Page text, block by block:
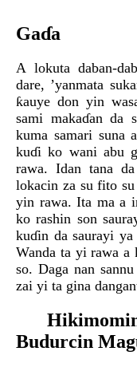
Gaɗa
A lokuta daban-
dare, ’yanmata
ƙauye don yin
sami makaɗan da
kuma samari suna
kuɗi ko wani abu
rawa. Idan tana
lokacin za su fito
yin rawa. Ita ma a
ko rashin son
kuɗin da saurayi ya
Wanda ta yi rawa a
so. Daga nan
zai yi ta gina
Budurcin